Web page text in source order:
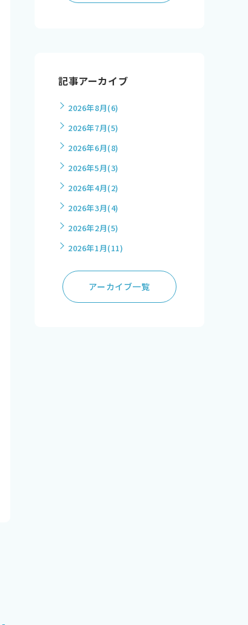
記事アーカイブ
2026年8月(6)
2026年7月(5)
2026年6月(8)
2026年5月(3)
2026年4月(2)
2026年3月(4)
2026年2月(5)
2026年1月(11)
アーカイブ一覧